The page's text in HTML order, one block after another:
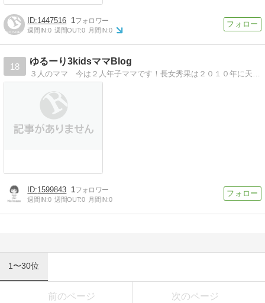
1447516 1
週間IN:0 週間OUT:0 月間IN:0
18
ゆるーり3kidsママBlog
1599843 1
週間IN:0 週間OUT:0 月間IN:0
1〜30位
前のページ 次のページ